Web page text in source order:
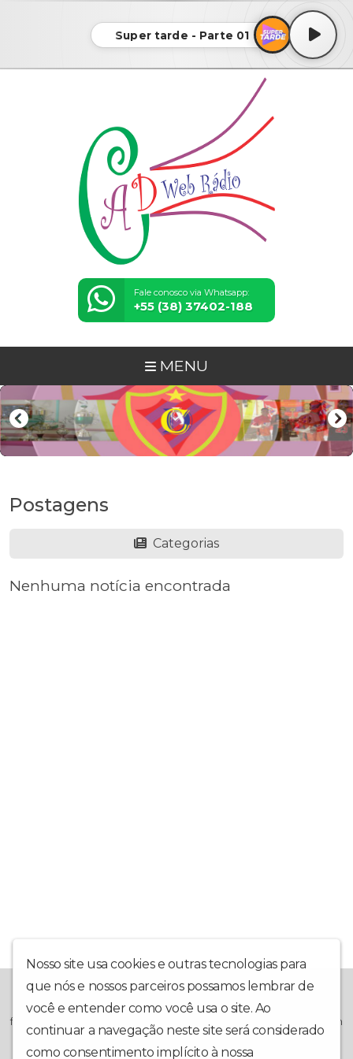
Super tarde - Parte 01
Fale conosco via Whatsapp:
+55 (38) 37402-188
MENU
Postagens
Categorias
Nenhuma notícia encontrada
Nosso site usa cookies e outras tecnologias para
que nós e nossos parceiros possamos lembrar de
você e entender como você usa o site. Ao
continuar a navegação neste site será considerado
como consentimento implícito à nossa
A ADC Web Rádio, é mais uma grande ferramenta que se junta
ao Projeto da Associação Desportiva Colorado, na busca de
formar cidadãos através do esporte. Projeto Social, sem nenhum
vínculo lucrativo, voltado totalmente para os jovens e
adolescentes que ora vivem a margem da sociedade. Pirapora-